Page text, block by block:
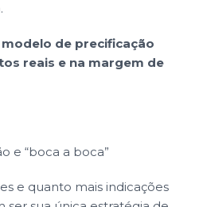
de precificação
reais e na margem de
e “boca a boca”
e quanto mais indicações